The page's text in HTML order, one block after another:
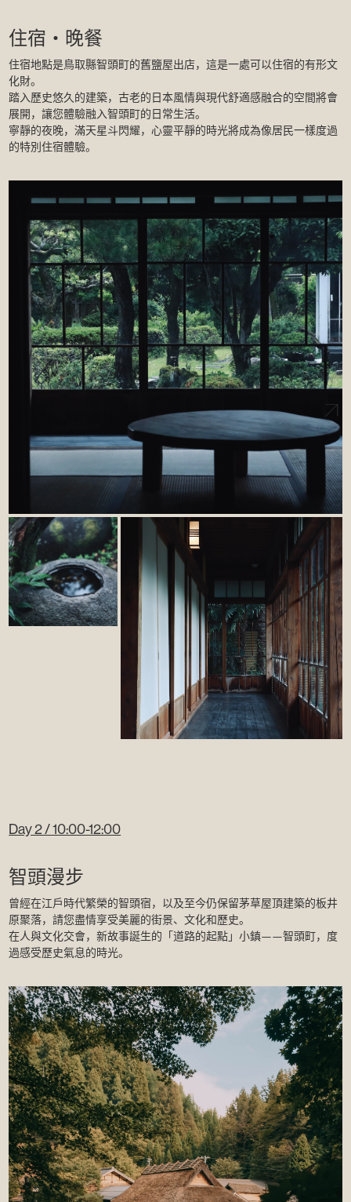
住宿・晚餐
住宿地點是鳥取縣智頭町的舊鹽屋出店，這是一處可以住宿的有形文
化財。
踏入歷史悠久的建築，古老的日本風情與現代舒適感融合的空間將會
展開，讓您體驗融入智頭町的日常生活。
寧靜的夜晚，滿天星斗閃耀，心靈平靜的時光將成為像居民一樣度過
的特別住宿體驗。
Day 2 / 10:00-12:00
智頭漫步
曾經在江戶時代繁榮的智頭宿，以及至今仍保留茅草屋頂建築的板井
原聚落，請您盡情享受美麗的街景、文化和歷史。
在人與文化交會，新故事誕生的「道路的起點」小鎮——智頭町，度
過感受歷史氣息的時光。